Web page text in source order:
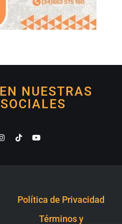
NUESTRAS
Política de Privacidad
Términos y